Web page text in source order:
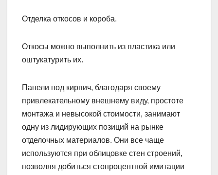
Отделка откосов и короба.
Откосы можно выполнить из пластика или
оштукатурить их.
Панели под кирпич, благодаря своему
привлекательному внешнему виду, простоте
монтажа и невысокой стоимости, занимают
одну из лидирующих позиций на рынке
отделочных материалов. Они все чаще
используются при облицовке стен строений,
позволяя добиться стопроцентной имитации